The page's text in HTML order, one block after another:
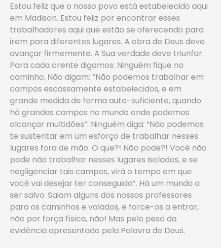
Estou feliz que o nosso povo está estabelecido aqui
em Madison. Estou feliz por encontrar esses
trabalhadores aqui que estão se oferecendo para
irem para diferentes lugares. A obra de Deus deve
avançar firmemente. A Sua verdade deve triunfar.
Para cada crente digamos: Ninguém fique no
caminho. Não digam: “Não podemos trabalhar em
campos escassamente estabelecidos, e em
grande medida de forma auto-suficiente, quando
há grandes campos no mundo onde podemos
alcançar multidões”. Ninguém diga: “Não podemos
te sustentar em um esforço de trabalhar nesses
lugares fora de mão. O que?! Não pode?! Você não
pode não trabalhar nesses lugares isolados, e se
negligenciar tais campos, virá o tempo em que
você vai desejar ter conseguido”. Há um mundo a
ser salvo. Saiam alguns dos nossos professores
para os caminhos e valados, e force-os a entrar,
não por força física, não! Mas pelo peso da
evidência apresentado pela Palavra de Deus.